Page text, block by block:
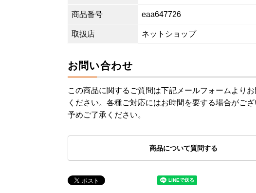
商品番号 eaa647726
取扱店 ネットショップ
お問い合わせ
この商品に関するご質問は下記メールフォームより
ください。各種ご対応にはお時間を要する場合がご
予めご了承ください。
商品について質問する